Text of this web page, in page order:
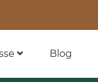
Blog